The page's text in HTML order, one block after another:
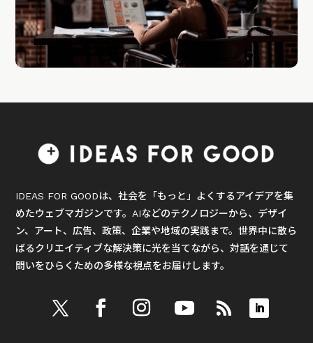
IDEAS FOR GOODは、社会を「もっと」よくするアイデアを集
めたウェブマガジンです。AIなどのテクノロジーから、デザイ
ン、アート、広告、政策、企業や地域の実践まで。世界中に散ら
ばるクリエイティブな解決策に光を当てながら、対話を通じて
問いをひらくための多様な視点をお届けします。